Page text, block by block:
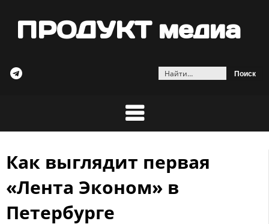
ПРОДУКТ медиа
Найти:
Skip
content
Как выглядит первая
«Лента Эконом» в
Петербурге